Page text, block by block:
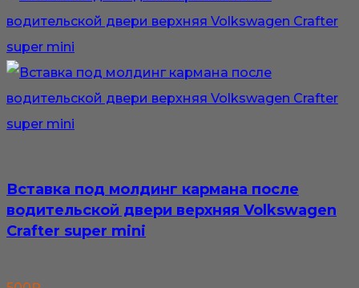
Вставка под молдинг кармана после
водительской двери верхняя Volkswagen
Crafter super mini